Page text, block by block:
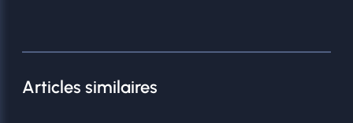
Articles similaires